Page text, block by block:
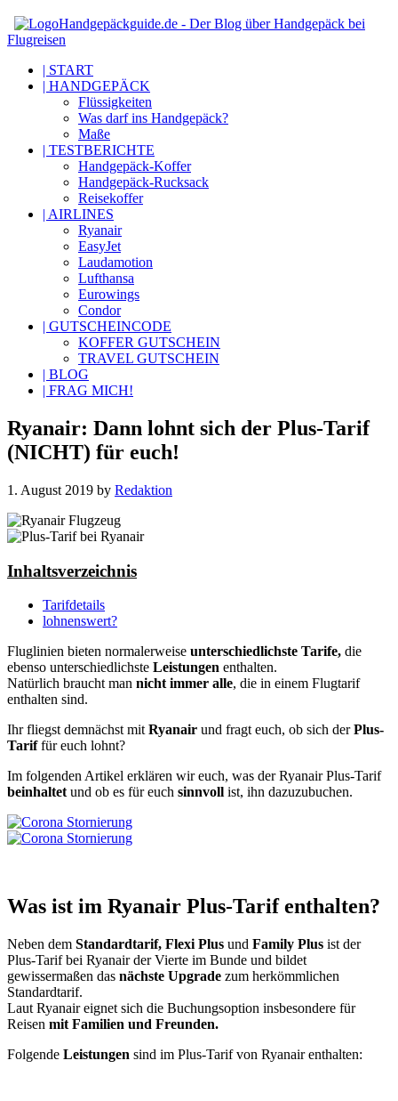
Handgepäckguide.de - Der Blog über Handgepäck bei
Flugreisen
| START
| HANDGEPÄCK
Flüssigkeiten
Was darf ins Handgepäck?
Maße
| TESTBERICHTE
Handgepäck-Koffer
Handgepäck-Rucksack
Reisekoffer
| AIRLINES
Ryanair
EasyJet
Laudamotion
Lufthansa
Eurowings
Condor
| GUTSCHEINCODE
KOFFER GUTSCHEIN
TRAVEL GUTSCHEIN
| BLOG
| FRAG MICH!
Ryanair: Dann lohnt sich der Plus-Tarif
(NICHT) für euch!
1. August 2019 by Redaktion
Inhaltsverzeichnis
Tarifdetails
lohnenswert?
Fluglinien bieten normalerweise unterschiedlichste Tarife, die
ebenso unterschiedlichste Leistungen enthalten.
Natürlich braucht man nicht immer alle, die in einem Flugtarif
enthalten sind.
Ihr fliegst demnächst mit Ryanair und fragt euch, ob sich derPlus-
Tariffür euch lohnt?
Im folgenden Artikel erklären wir euch, was der Ryanair Plus-Tarif
beinhaltet und ob es für euch sinnvoll ist, ihn dazuzubuchen.
Was ist im Ryanair Plus-Tarif enthalten?
Neben dem Standardtarif, Flexi Plus und Family Plus ist der
Plus-Tarif bei Ryanair der Vierte im Bunde und bildet
gewissermaßen das nächste Upgrade zum herkömmlichen
Standardtarif.
Laut Ryanair eignet sich die Buchungsoption insbesondere für
Reisen mit Familien und Freunden.
Folgende Leistungen sind im Plus-Tarif von Ryanair enthalten: